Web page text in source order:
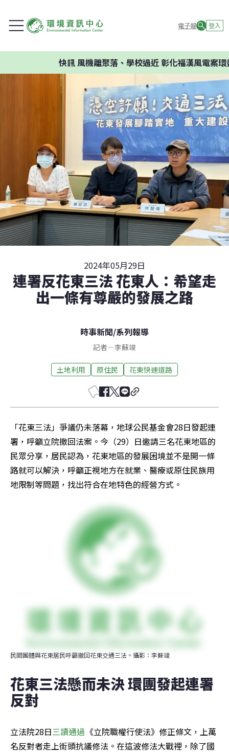
電子報 登入
風機離聚落、學校過近 彰化福漢風電案環委建
2024年05月29日
連署反花東三法 花東人：希望走
出一條有尊嚴的發展之路
時事新聞/系列報導
記者—李蘇竣
土地利用 原住民 花東快速道路
「花東三法」爭議仍未落幕，地球公民基金會28日發起連
署，呼籲立院撤回法案。今（29）日邀請三名花東地區的
民眾分享，居民認為，花東地區的發展困境並不是開一條
路就可以解決，呼籲正視地方在就業、醫療或原住民族用
地限制等問題，找出符合在地特色的經營方式。
民間團體與花東居民呼籲撤回花東交通三法。攝影：李蘇竣
花東三法懸而未決 環團發起連署
反對
立法院28日三讀通過 《立院職權行使法》修正條文，上萬
名反對者走上街頭抗議修法。在這波修法大戰裡，除了國